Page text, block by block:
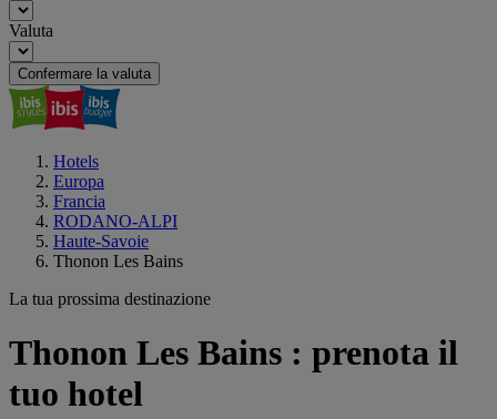
Valuta
Confermare la valuta
Hotels
Europa
Francia
RODANO-ALPI
Haute-Savoie
Thonon Les Bains
La tua prossima destinazione
Thonon Les Bains : prenota il
tuo hotel